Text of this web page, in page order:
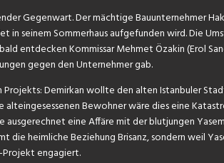
Gegenwart. Der mächtige Bauunternehmer
seinem Sommerhaus aufgefunden wird. Die
entdecken Kommissar Mehmet Özakin (Erol
gegen den Unternehmer gab.
Demirkan wollte den alten Istanbuler
alteingesessenen Bewohner wäre dies eine
ausgerechnet eine Affäre mit der blutjungen
heimliche Beziehung Brisanz, sondern weil
Projekt engagiert.